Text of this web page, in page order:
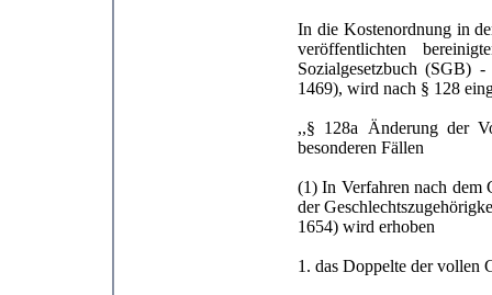
In die Kostenordnung in
veröffentlichten
Sozialgesetzbuch (SGB)
1469), wird nach § 128
,,§ 128a Änderung der
besonderen Fällen
(1) In Verfahren nach dem
der
1654) wird erhoben
1. das Doppelte der vollen